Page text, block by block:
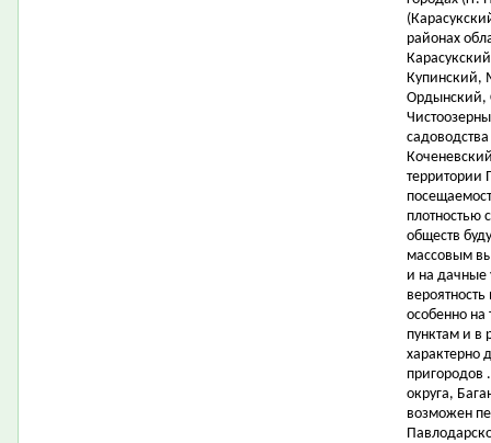
районах
Купинский,
Ордынский,
территории
плотностью
обществ
массовым
и на дачные
особенно
пунктам и в
характерно
пригородов
округа,
возможен